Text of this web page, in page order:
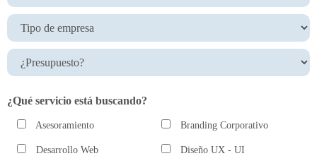
¿Qué servicio está buscando?
Asesoramiento Branding Corporativo
Desarrollo Web Diseño UX - UI